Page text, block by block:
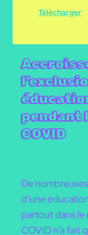
Télécharger
pendant
COVID
De
d’une
partout dans
COVID n’a fait